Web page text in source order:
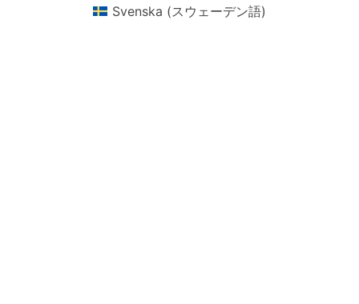
Svenska (スウェーデン語)